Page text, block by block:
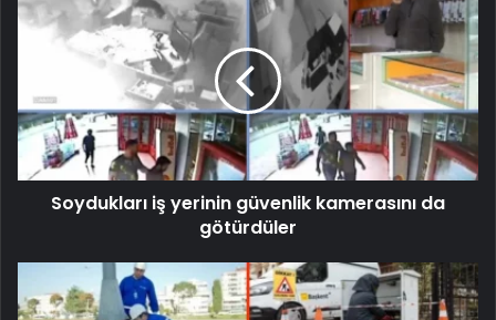
Soydukları iş yerinin güvenlik kamerasını da
götürdüler